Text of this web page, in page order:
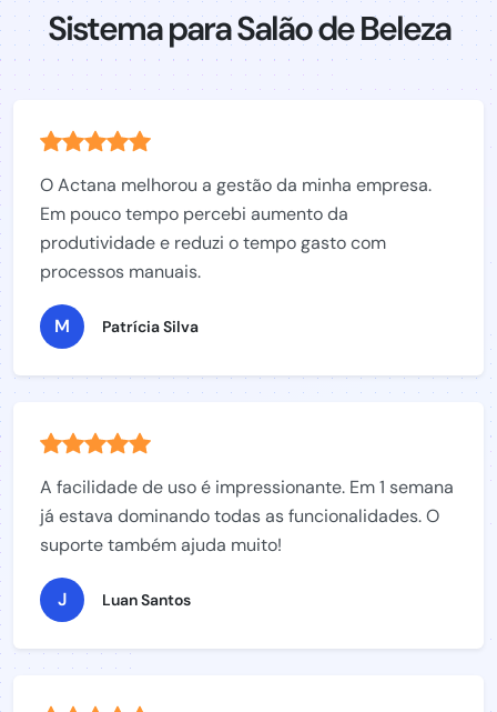
Sistema para Salão de Beleza
O Actana melhorou a gestão da minha empresa.
Em pouco tempo percebi aumento da
produtividade e reduzi o tempo gasto com
processos manuais.
M Patrícia Silva
A facilidade de uso é impressionante. Em 1 semana
já estava dominando todas as funcionalidades. O
suporte também ajuda muito!
J Luan Santos